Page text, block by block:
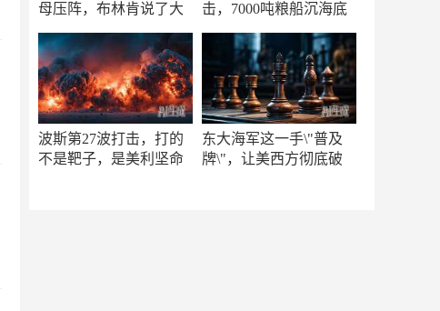
母压阵，布林肯说了大
击，7000吨粮船沉海底
波斯第27波打击，打的
不是靶子，是美利坚命
东大海军这一手\"普及
牌\"，让美西方彻底破